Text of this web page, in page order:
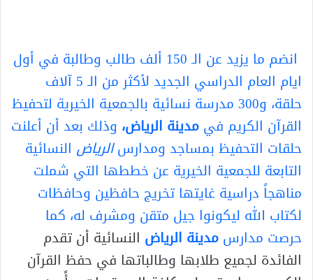
انضم ما يزيد عن الـ 150 ألف طالب وطالبة في أول
ايام العام الدراسي الجديد لأكثر من الـ 5 آلاف
حلقة، و300 مدرسة نسائية بالجمعية الخيرية لتحفيظ
القرآن الكريم فيمدينة الرياض، وذلك بعد أن أعلنت
حلقات التحفيظ بمساجد ومدارسالرياض النسائية
التابعة للجمعية الخيرية عن خططها التي شملت
مناهجاً دراسية غايتها تخريج حافظين وحافظات
لكتاب الله ليكونوا جيل متقن ومشرف له، كما
حرصت مدارسمدينة الرياض النسائية أن تقدم
الفائدة لجميع طلابها وطالباتها في حفظ القرآن